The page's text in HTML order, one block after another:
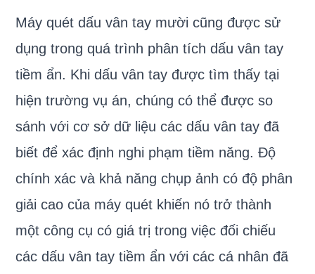
Máy quét dấu vân tay mười cũng được sử
dụng trong quá trình phân tích dấu vân tay
tiềm ẩn. Khi dấu vân tay được tìm thấy tại
hiện trường vụ án, chúng có thể được so
sánh với cơ sở dữ liệu các dấu vân tay đã
biết để xác định nghi phạm tiềm năng. Độ
chính xác và khả năng chụp ảnh có độ phân
giải cao của máy quét khiến nó trở thành
một công cụ có giá trị trong việc đối chiếu
các dấu vân tay tiềm ẩn với các cá nhân đã